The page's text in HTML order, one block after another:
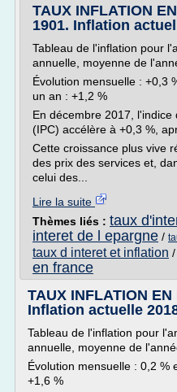
TAUX INFLATION
1901. Inflation
Tableau de l'inflation pour
annuelle, moyenne de
Évolution mensuelle : +0,3
un an : +1,2 %
En décembre 2017,
(IPC) accélère à +0,3 %,
Cette croissance plus vive
des prix des services et,
celui des...
Lire la suite
Thèmes liés : taux
interet de l epargne /
taux d interet et inflation /
en france
TAUX INFLATION
Inflation actuelle
Tableau de l'inflation pour
annuelle, moyenne de
Évolution mensuelle : 0,2 %
+1,6 %